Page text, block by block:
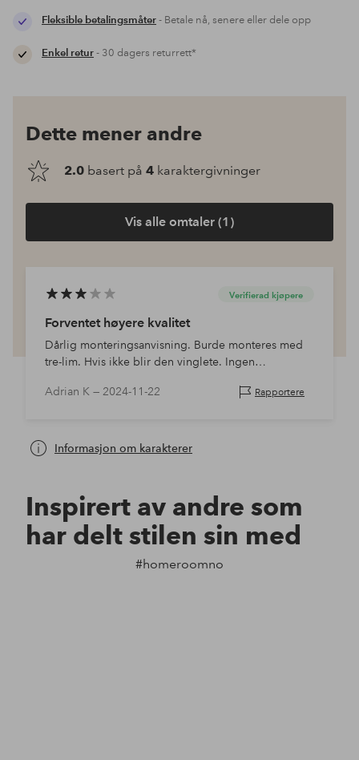
Fleksible betalingsmåter- Betale nå, senere eller dele opp
Enkel retur- 30 dagers returrett*
Dette mener andre
2.0 basert på 4 karaktergivninger
Vis alle omtaler (1)
Verifierad kjøpere
Forventet høyere kvalitet
Dårlig monteringsanvisning. Burde monteres med
tre-lim. Hvis ikke blir den vinglete. Ingen
man åpner og slipper døren med et…
Adrian K — 2024-11-22 Rapportere
Informasjon om karakterer
Inspirert av andre som
har delt stilen sin med
#homeroomno